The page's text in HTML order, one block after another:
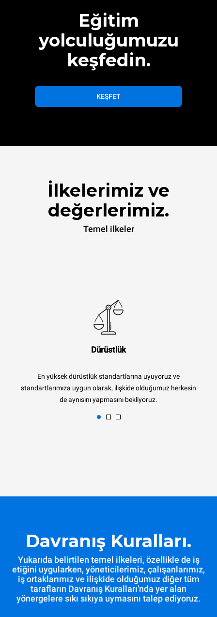
Eğitim
yolculuğumuzu
keşfedin.
KEŞFET
İlkelerimiz ve
değerlerimiz.
Temel ilkeler
Dürüstlük
En yüksek dürüstlük standartlarına uyuyoruz ve
standartlarımıza uygun olarak, ilişkide olduğumuz herkesin
de aynısını yapmasını bekliyoruz.
Davranış Kuralları.
Yukarıda belirtilen temel ilkeleri, özellikle de iş
etiğini uygularken, yöneticilerimiz, çalışanlarımız,
iş ortaklarımız ve ilişkide olduğumuz diğer tüm
tarafların Davranış Kuralları'nda yer alan
yönergelere sıkı sıkıya uymasını talep ediyoruz.